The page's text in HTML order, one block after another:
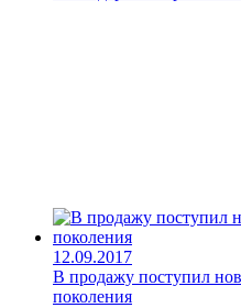
12.09.2017
В продажу поступил
поколения